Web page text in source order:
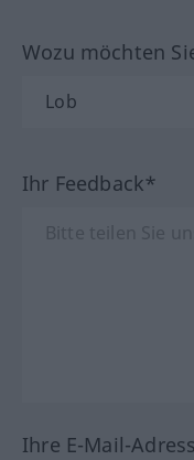
Wozu möchten
Ihr Feedback*
Ihre E-Mail-